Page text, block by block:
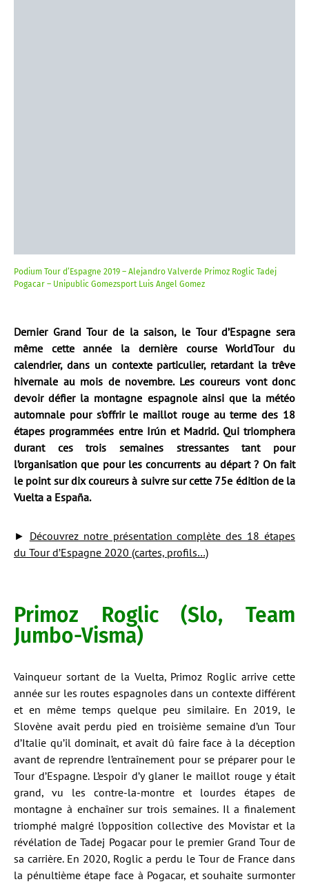
Podium Tour d’Espagne 2019 – Alejandro Valverde Primoz Roglic Tadej
Pogacar – Unipublic Gomezsport Luis Angel Gomez
Dernier Grand Tour de la saison, le Tour d’Espagne sera
même cette année la dernière course WorldTour du
calendrier, dans un contexte particulier, retardant la trêve
hivernale au mois de novembre. Les coureurs vont donc
devoir défier la montagne espagnole ainsi que la météo
automnale pour s’offrir le maillot rouge au terme des 18
étapes programmées entre Irún et Madrid. Qui triomphera
durant ces trois semaines stressantes tant pour
l’organisation que pour les concurrents au départ ? On fait
le point sur dix coureurs à suivre sur cette 75e édition de la
Vuelta a España.
► Découvrez notre présentation complète des 18 étapes
du Tour d’Espagne 2020 (cartes, profils…)
Primoz Roglic (Slo, Team
Jumbo-Visma)
Vainqueur sortant de la Vuelta, Primoz Roglic arrive cette
année sur les routes espagnoles dans un contexte différent
et en même temps quelque peu similaire. En 2019, le
Slovène avait perdu pied en troisième semaine d’un Tour
d’Italie qu’il dominait, et avait dû faire face à la déception
avant de reprendre l’entraînement pour se préparer pour le
Tour d’Espagne. L’espoir d’y glaner le maillot rouge y était
grand, vu les contre-la-montre et lourdes étapes de
montagne à enchaîner sur trois semaines. Il a finalement
triomphé malgré l’opposition collective des Movistar et la
révélation de Tadej Pogacar pour le premier Grand Tour de
sa carrière. En 2020, Roglic a perdu le Tour de France dans
la pénultième étape face à Pogacar, et souhaite surmonter